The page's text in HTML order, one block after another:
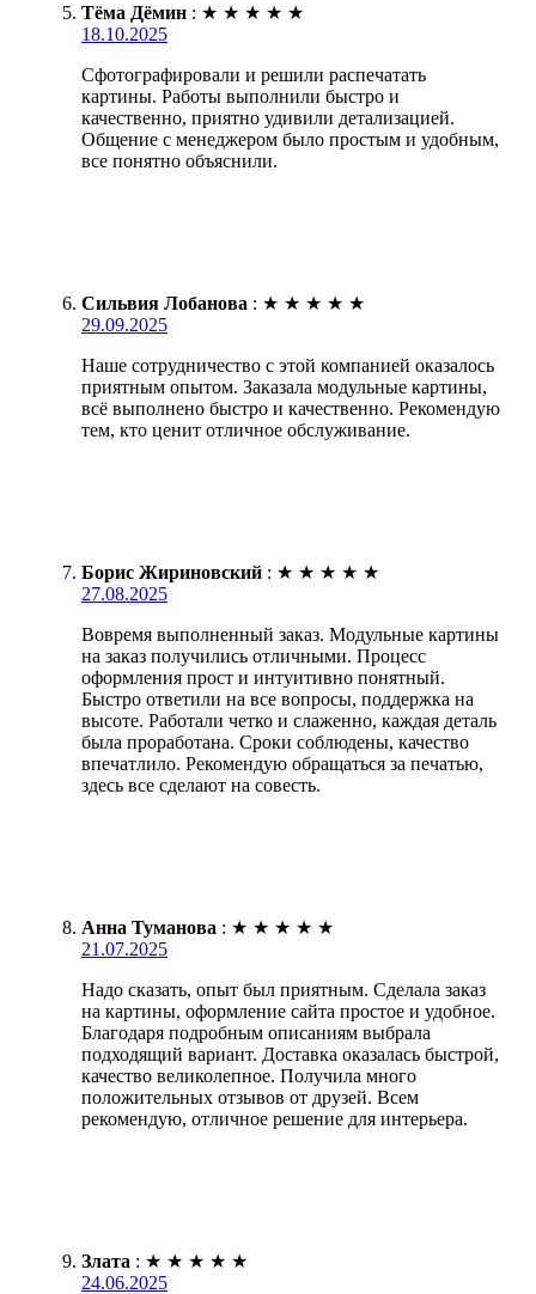
Тёма Дёмин : ★ ★ ★ ★ ★
18.10.2025
Сфотографировали и решили распечатать
картины. Работы выполнили быстро и
качественно, приятно удивили детализацией.
Общение с менеджером было простым и удобным,
все понятно объяснили.
Сильвия Лобанова : ★ ★ ★ ★ ★
29.09.2025
Наше сотрудничество с этой компанией оказалось
приятным опытом. Заказала модульные картины,
всё выполнено быстро и качественно. Рекомендую
тем, кто ценит отличное обслуживание.
Борис Жириновский : ★ ★ ★ ★ ★
27.08.2025
Вовремя выполненный заказ. Модульные картины
на заказ получились отличными. Процесс
оформления прост и интуитивно понятный.
Быстро ответили на все вопросы, поддержка на
высоте. Работали четко и слаженно, каждая деталь
была проработана. Сроки соблюдены, качество
впечатлило. Рекомендую обращаться за печатью,
здесь все сделают на совесть.
Анна Туманова : ★ ★ ★ ★ ★
21.07.2025
Надо сказать, опыт был приятным. Сделала заказ
на картины, оформление сайта простое и удобное.
Благодаря подробным описаниям выбрала
подходящий вариант. Доставка оказалась быстрой,
качество великолепное. Получила много
положительных отзывов от друзей. Всем
рекомендую, отличное решение для интерьера.
Злата : ★ ★ ★ ★ ★
24.06.2025